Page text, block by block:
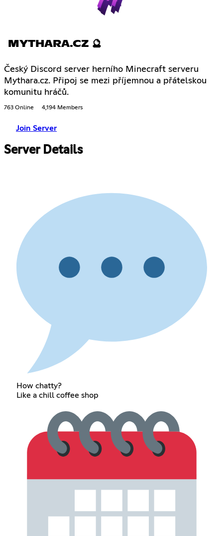
MYTHARA.CZ 🔮
Český Discord server herního Minecraft serveru
Mythara.cz. Připoj se mezi příjemnou a přátelskou
komunitu hráčů.
763 Online 4,194 Members
Join Server
Server Details
How chatty?
Like a chill coffee shop